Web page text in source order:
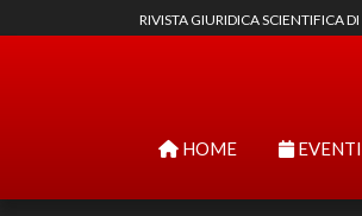
RIVISTA GIURIDICA SCIENTIFICA DI
HOME EVENTI